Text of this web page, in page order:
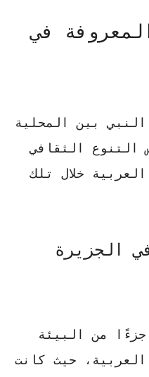
في
بين المحلية
التنوع الثقافي
خلال تلك
الجزيرة
من البيئة
حيث كانت